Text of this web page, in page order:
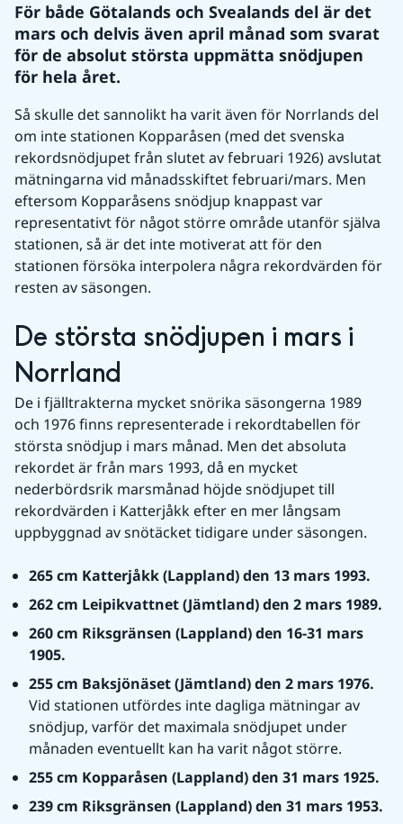
För både Götalands och Svealands del är det
mars och delvis även april månad som svarat
för de absolut största uppmätta snödjupen
för hela året.
Så skulle det sannolikt ha varit även för Norrlands del
om inte stationen Kopparåsen (med det svenska
rekordsnödjupet från slutet av februari 1926) avslutat
mätningarna vid månadsskiftet februari/mars. Men
eftersom Kopparåsens snödjup knappast var
representativt för något större område utanför själva
stationen, så är det inte motiverat att för den
stationen försöka interpolera några rekordvärden för
resten av säsongen.
De största snödjupen i mars i
Norrland
De i fjälltrakterna mycket snörika säsongerna 1989
och 1976 finns representerade i rekordtabellen för
största snödjup i mars månad. Men det absoluta
rekordet är från mars 1993, då en mycket
nederbördsrik marsmånad höjde snödjupet till
rekordvärden i Katterjåkk efter en mer långsam
uppbyggnad av snötäcket tidigare under säsongen.
265 cm Katterjåkk (Lappland) den 13 mars 1993.
262 cm Leipikvattnet (Jämtland) den 2 mars 1989.
260 cm Riksgränsen (Lappland) den 16-31 mars
1905.
Vid stationen utfördes inte dagliga mätningar av
snödjup, varför det maximala snödjupet under
månaden eventuellt kan ha varit något större.
255 cm Kopparåsen (Lappland) den 31 mars 1925.
239 cm Riksgränsen (Lappland) den 31 mars 1953.